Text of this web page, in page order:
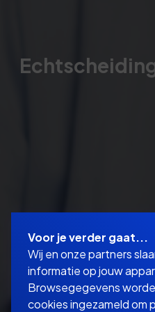
Voor je verder gaat...
Wij en onze partners
informatie op jouw
Browsegegevens
cookies ingezameld om